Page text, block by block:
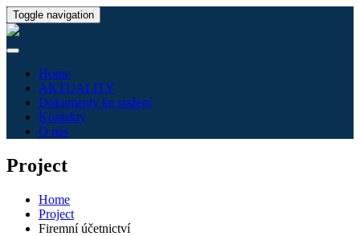
Toggle navigation
Home
AKTUALITY
Dokumenty ke stažení
Kontakty
O nás
Project
Home
Project
Firemní účetnictví